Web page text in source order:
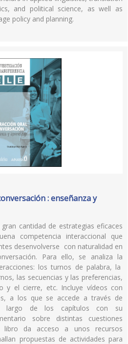
and political science, as well as
policy and planning.
: enseñanza y
cantidad de estrategias eficaces
competencia interaccional que
desenvolverse con naturalidad en
Para ello, se analiza la
los turnos de palabra, la
las secuencias y las preferencias,
y el cierre, etc. Incluye vídeos con
a los que se accede a través de
largo de los capítulos con su
sobre distintas cuestiones
libro da acceso a unos recursos
propuestas de actividades para